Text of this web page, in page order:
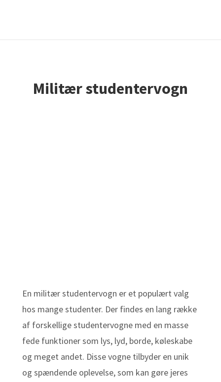
Militær studentervogn
En militær studentervogn er et populært valg
hos mange studenter. Der findes en lang række
af forskellige studentervogne med en masse
fede funktioner som lys, lyd, borde, køleskabe
og meget andet. Disse vogne tilbyder en unik
og spændende oplevelse, som kan gøre jeres